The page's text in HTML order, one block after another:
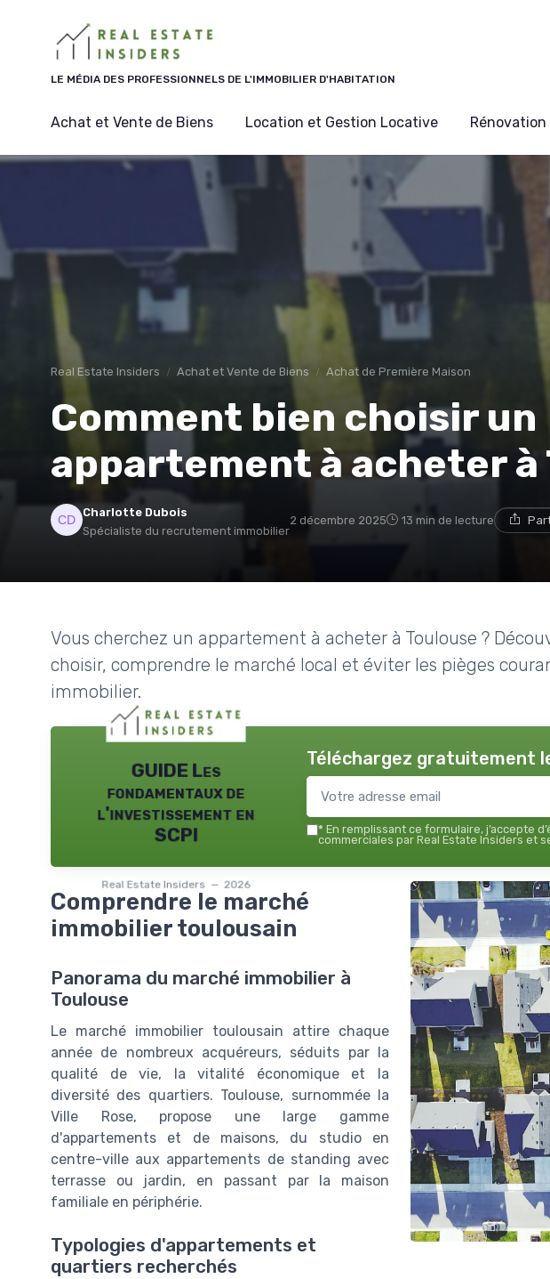
LE MÉDIA DES PROFESSIONNELS DE L'IMMOBILIER D'HABITATION
Achat et Vente de Biens Location et Gestion Locative
Real Estate Insiders Achat et Vente de Biens Achat de Première Maison
Comment bien choisir un
appartement à acheter à
Charlotte Dubois
Spécialiste du recrutement immobilier
2 décembre 2025 13 min de lecture
Vous cherchez un appartement à acheter à Toulouse ?
choisir, comprendre le marché local et éviter les pièges
immobilier.
GUIDE Les
fondamentaux de
l'investissement en
SCPI
Real Estate Insiders — 2026
Téléchargez gratuitement
* En remplissant ce formulaire, j’accepte
commerciales par Real Estate Insiders et
Comprendre le marché
immobilier toulousain
Panorama du marché immobilier à
Toulouse
Le marché immobilier toulousain attire chaque
année de nombreux acquéreurs, séduits par la
qualité de vie, la vitalité économique et la
diversité des quartiers. Toulouse, surnommée la
Ville Rose, propose une large gamme
d'appartements et de maisons, du studio en
centre-ville aux appartements de standing avec
terrasse ou jardin, en passant par la maison
familiale en périphérie.
Typologies d'appartements et
quartiers recherchés